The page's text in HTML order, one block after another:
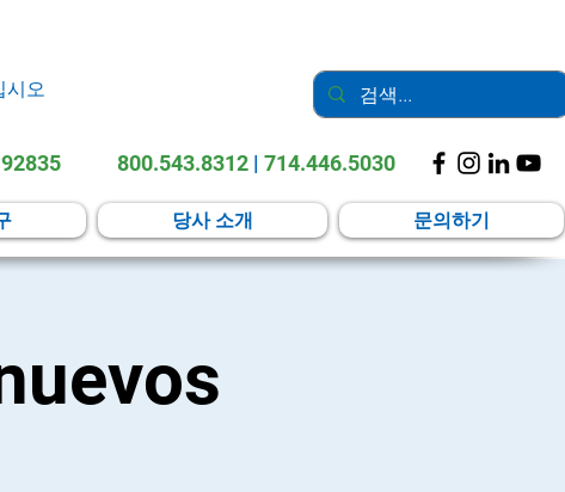
시오
800.543.8312 | 714.446.5030
당사 소개 문의하기